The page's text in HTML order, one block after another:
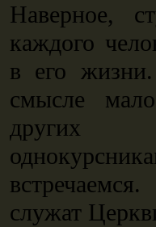
Наверное,
каждого
в его
смысле
других
служат